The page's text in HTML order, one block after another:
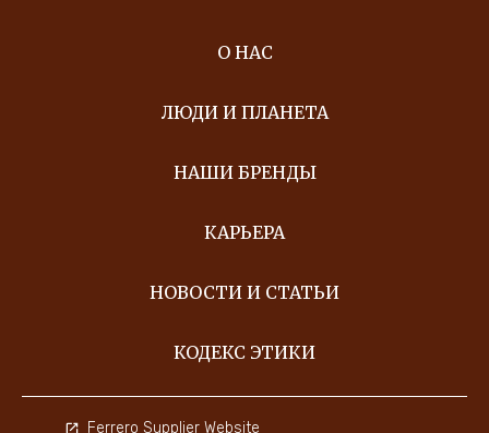
О НАС
ЛЮДИ И ПЛАНЕТА
НАШИ БРЕНДЫ
КАРЬЕРА
НОВОСТИ И СТАТЬИ
КОДЕКС ЭТИКИ
Ferrero Supplier Website